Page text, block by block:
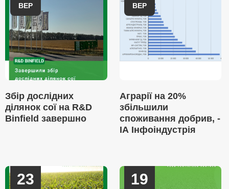
ВЕР
Збір дослідних
ділянок сої на R&D
Binfield завершно
ВЕР
Аграрії на 20%
збільшили
споживання добрив, -
ІА Інфоіндустрія
23 19